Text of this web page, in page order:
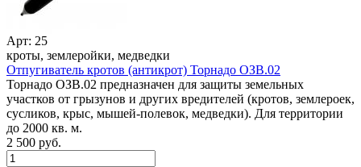
Арт: 25
кроты, землеройки, медведки
Отпугиватель кротов (антикрот) Торнадо ОЗВ.02
Торнадо ОЗВ.02 предназначен для защиты земельных
участков от грызунов и других вредителей (кротов, землероек,
сусликов, крыс, мышей-полевок, медведки). Для территории
до 2000 кв. м.
2 500 руб.